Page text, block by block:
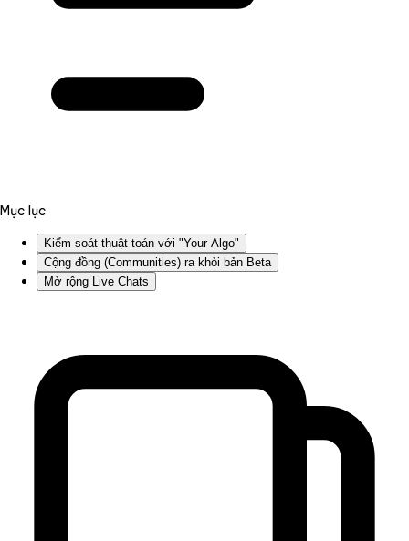
Mục lục
Kiểm soát thuật toán với "Your Algo"
Cộng đồng (Communities) ra khỏi bản Beta
Mở rộng Live Chats